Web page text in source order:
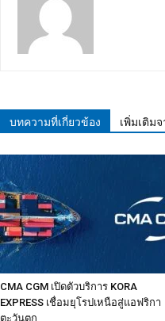
บทความที่เกี่ยวข้อง เพิ่มเติม
CMA CGM เปิดตัวบริการ KORA
EXPRESS เชื่อมยุโรปเหนือสู่แอฟริกา
ตะวันตก